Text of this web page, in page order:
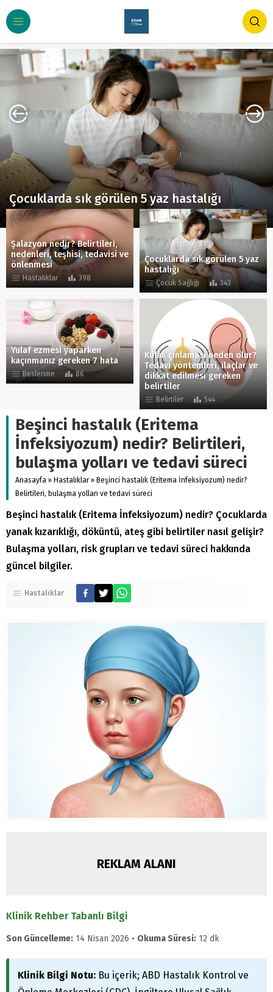
Çocuklarda sık görülen 5 yaz hastalığı
Çocuk Sağlığı 343
Şalazyon nedir? Belirtileri,
nedenleri, teşhisi, tedavisi ve
önlenmesi
Hastalıklar 398
Çocuklarda sık görülen 5 yaz
hastalığı
Çocuk Sağlığı 343
Yulaf ezmesi yaparken
kaçınmanız gereken 7 hata
Beslenme 86
Kulak çınlaması neden olur?
Tedavi yöntemleri, ilaçlar ve
dikkat edilmesi gereken
belirtiler
Belirtiler 544
Beşinci hastalık (Eritema
İnfeksiyozum) nedir? Belirtileri,
bulaşma yolları ve tedavi süreci
Anasayfa » Hastalıklar » Beşinci hastalık (Eritema İnfeksiyozum) nedir?
Belirtileri, bulaşma yolları ve tedavi süreci
Beşinci hastalık (Eritema İnfeksiyozum) nedir? Çocuklarda
yanak kızarıklığı, döküntü, ateş gibi belirtiler nasıl gelişir?
Bulaşma yolları, risk grupları ve tedavi süreci hakkında
güncel bilgiler.
Hastalıklar
REKLAM ALANI
Klinik Rehber Tabanlı Bilgi
Son Güncelleme: 14 Nisan 2026 • Okuma Süresi: 12 dk
Klinik Bilgi Notu: Bu içerik; ABD Hastalık Kontrol ve